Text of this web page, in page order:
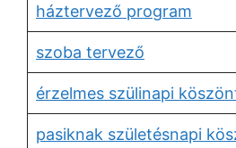
háztervező program
szoba tervező
érzelmes szülinapi
pasiknak születésnapi